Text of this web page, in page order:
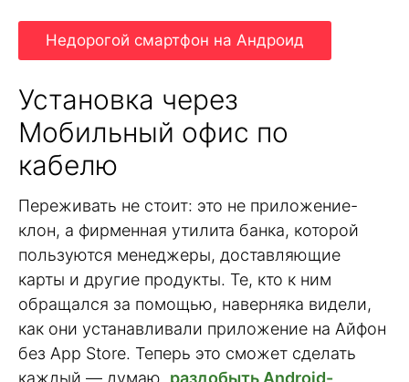
Недорогой смартфон на Андроид
Установка через
Мобильный офис по
кабелю
Переживать не стоит: это не приложение-
клон, а фирменная утилита банка, которой
пользуются менеджеры, доставляющие
карты и другие продукты. Те, кто к ним
обращался за помощью, наверняка видели,
как они устанавливали приложение на Айфон
без App Store. Теперь это сможет сделать
каждый — думаю, раздобыть Android-